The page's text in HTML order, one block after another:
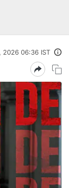
2026 06:36 IST